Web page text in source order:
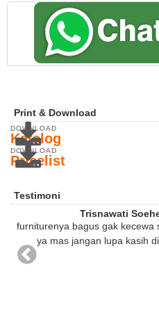
Print & Download
DOWNLOAD
Katalog
DOWNLOAD
Pricelist
Testimoni
Trisnawati
furniturenya bagus gak kecewa
ya mas jangan lupa kasih